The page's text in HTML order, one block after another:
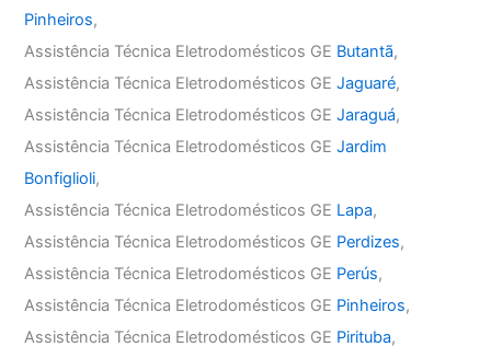
Pinheiros,
Assistência Técnica Eletrodomésticos GE Butantã,
Assistência Técnica Eletrodomésticos GEJaguaré,
Assistência Técnica Eletrodomésticos GEJaraguá,
Assistência Técnica Eletrodomésticos GEJardim
Bonfiglioli,
Assistência Técnica Eletrodomésticos GE Lapa,
Assistência Técnica Eletrodomésticos GE Perdizes,
Assistência Técnica Eletrodomésticos GE Perús,
Assistência Técnica Eletrodomésticos GE Pinheiros,
Assistência Técnica Eletrodomésticos GE Pirituba,